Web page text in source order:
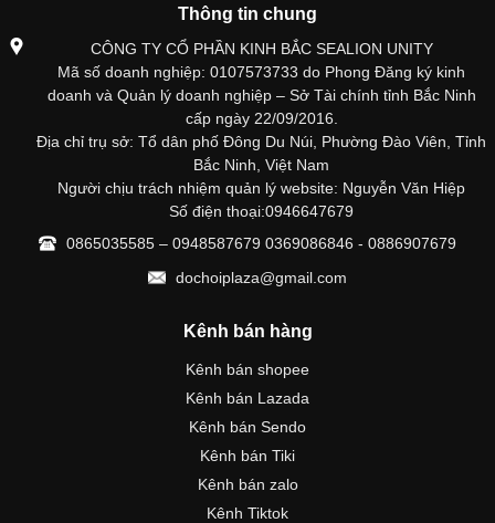
Thông tin chung
CÔNG TY CỔ PHẦN KINH BẮC SEALION UNITY
Mã số doanh nghiệp: 0107573733 do Phong Đăng ký kinh
doanh và Quản lý doanh nghiệp – Sở Tài chính tỉnh Bắc Ninh
cấp ngày 22/09/2016.
Địa chỉ trụ sở: Tổ dân phố Đông Du Núi, Phường Đào Viên, Tỉnh
Bắc Ninh, Việt Nam
Người chịu trách nhiệm quản lý website: Nguyễn Văn Hiệp
Số điện thoại:0946647679
0865035585 – 0948587679 0369086846 - 0886907679
dochoiplaza@gmail.com
Kênh bán hàng
Kênh bán shopee
Kênh bán Lazada
Kênh bán Sendo
Kênh bán Tiki
Kênh bán zalo
Kênh Tiktok